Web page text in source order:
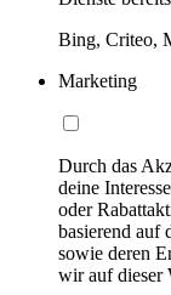
Bing, Criteo,
Marketing
Durch das
deine
oder
basierend auf
sowie deren
wir auf dieser